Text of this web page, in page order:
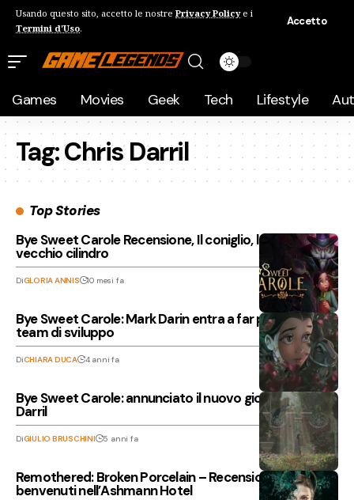
Usando questo sito, accetto le nostre Privacy Policye i
Termini d'Uso.
Accetto
Games Movies Geek Tech Lifestyle
Tag:Chris Darril
Top Stories
Bye Sweet Carole Recensione, Il coniglio, la bimba e un
vecchio cilindro
DiGLORIA ANNIS 10 mesi fa
Bye Sweet Carole: Mark Darin entra a far parte del
team di sviluppo
DiCHIARA DUCA 4 anni fa
Bye Sweet Carole: annunciato il nuovo gioco di Chris
Darril
DiGIULIO BRUSCHINI 5 anni fa
Remothered: Broken Porcelain – Recensione,
benvenuti nell’Ashmann Hotel